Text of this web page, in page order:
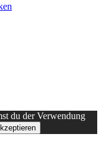
du der Verwendung